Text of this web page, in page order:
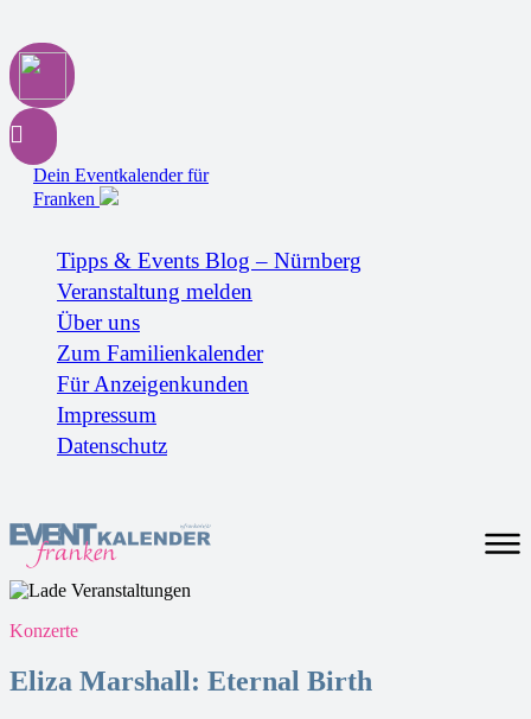
Dein Eventkalender für
Franken
Tipps & Events Blog – Nürnberg
Veranstaltung melden
Über uns
Zum Familienkalender
Für Anzeigenkunden
Impressum
Datenschutz
Konzerte
Eliza Marshall: Eternal Birth